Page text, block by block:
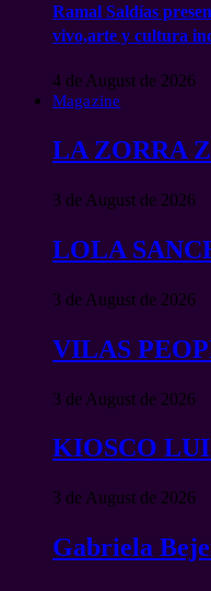
Ramal Saldías
vivo,arte y cultura
4 de August de 2026
Magazine
LA ZORRA
3 de August de 2026
LOLA
3 de August de 2026
VILAS
3 de August de 2026
KIOSCO
3 de August de 2026
Gabriela